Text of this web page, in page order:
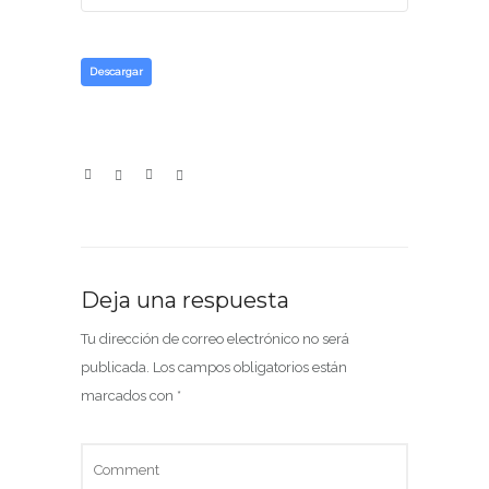
Descargar
Deja una respuesta
Tu dirección de correo electrónico no será
publicada. Los campos obligatorios están
marcados con *